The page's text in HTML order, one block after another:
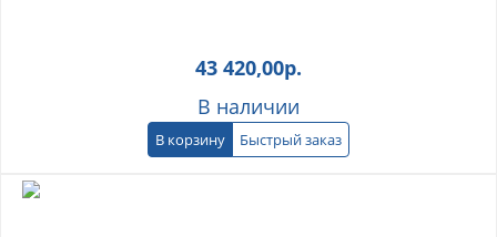
43 420,00р.
В наличии
В корзину Быстрый заказ